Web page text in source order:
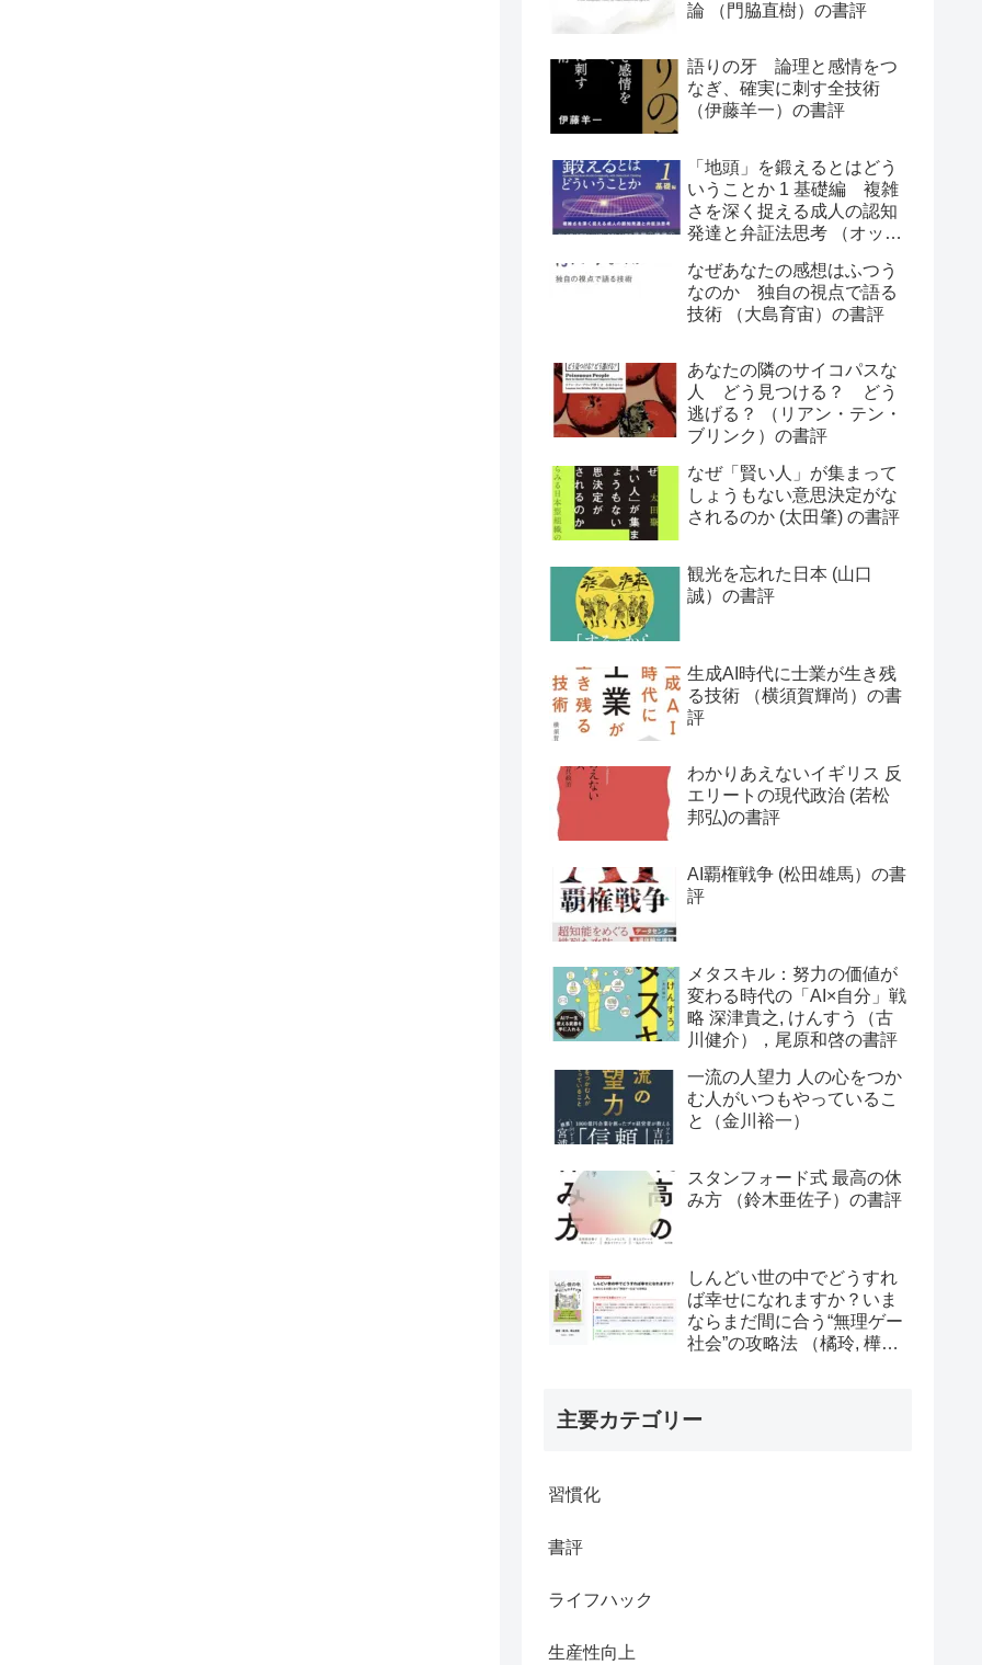
論 （門脇直樹）の書評
語りの牙 論理と感情をつ
なぎ、確実に刺す全技術
（伊藤羊一）の書評
「地頭」を鍛えるとはどう
いうことか 1 基礎編 複雑
さを深く捉える成人の認知
発達と弁証法思考 （オット
なぜあなたの感想はふつう
なのか 独自の視点で語る
技術 （大島育宙）の書評
あなたの隣のサイコパスな
人 どう見つける？ どう
逃げる？ （リアン・テン・
ブリンク）の書評
なぜ「賢い人」が集まって
しょうもない意思決定がな
されるのか (太田肇) の書評
観光を忘れた日本 (山口
誠）の書評
生成AI時代に士業が生き残
る技術 （横須賀輝尚）の書
評
わかりあえないイギリス 反
エリートの現代政治 (若松
邦弘)の書評
AI覇権戦争 (松田雄馬）の書
評
メタスキル：努力の価値が
変わる時代の「AI×自分」戦
略 深津貴之, けんすう（古
川健介），尾原和啓の書評
一流の人望力 人の心をつか
む人がいつもやっているこ
と（金川裕一）
スタンフォード式 最高の休
み方 （鈴木亜佐子）の書評
しんどい世の中でどうすれ
ば幸せになれますか？いま
ならまだ間に合う“無理ゲー
社会”の攻略法 （橘玲, 樺山
主要カテゴリー
習慣化
書評
ライフハック
生産性向上